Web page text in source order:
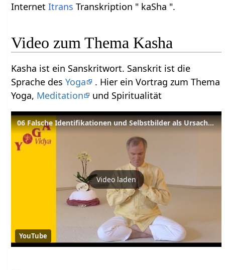
InternetItrans Transkription " kaSha ".
Video zum Thema Kasha
Kasha ist ein Sanskritwort. Sanskrit ist die
Sprache desYoga
. Hier ein Vortrag zum Thema
Yoga, Meditation und Spiritualität
06 Falsche Identifikationen und Selbstbilder als Ursache von Angst
Video laden
YouTube